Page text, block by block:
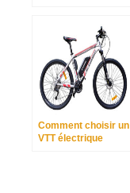
Comment choisir un
VTT électrique